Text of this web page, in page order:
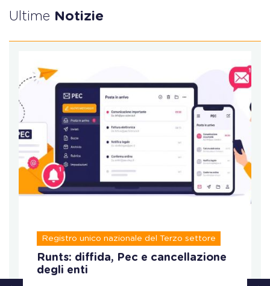
Ultime Notizie
Registro unico nazionale del Terzo settore
Runts: diffida, Pec e cancellazione
degli enti